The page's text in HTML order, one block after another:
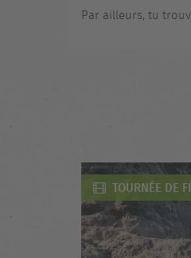
Par ailleurs, tu
TOURNÉE DE